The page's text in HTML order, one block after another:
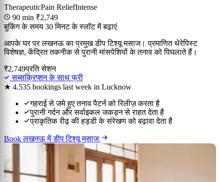
TherapeuticPain ReliefIntense
90 min ₹2,749
बुकिंग के समय 30 मिनट के स्लॉट में बढ़ाएं
आपके घर पर लखनऊ का प्रमुख डीप टिश्यू मसाज। प्रमाणित थेरेपिस्ट
विशेषज्ञ, केंद्रित तकनीक से पुरानी मांसपेशियों के तनाव को पिघलाते हैं।
₹2,749प्रति सेशन
सब्सक्रिप्शन के साथ फ्री
★ 4.535 bookings last week in Lucknow
गहराई से जमे हुए तनाव पैटर्न को रिलीज़ करता है
पुरानी गर्दन और सर्वाइकल जकड़न से राहत देता है
प्राकृतिक रीढ़ की हड्डी के संरेखण को बढ़ावा देता है
Book लखनऊ में डीप टिश्यू मसाज